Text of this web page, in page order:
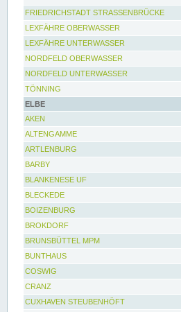
FRIEDRICHSTADT STRASSENBRÜCKE
LEXFÄHRE OBERWASSER
LEXFÄHRE UNTERWASSER
NORDFELD OBERWASSER
NORDFELD UNTERWASSER
TÖNNING
ELBE
AKEN
ALTENGAMME
ARTLENBURG
BARBY
BLANKENESE UF
BLECKEDE
BOIZENBURG
BROKDORF
BRUNSBÜTTEL MPM
BUNTHAUS
COSWIG
CRANZ
CUXHAVEN STEUBENHÖFT